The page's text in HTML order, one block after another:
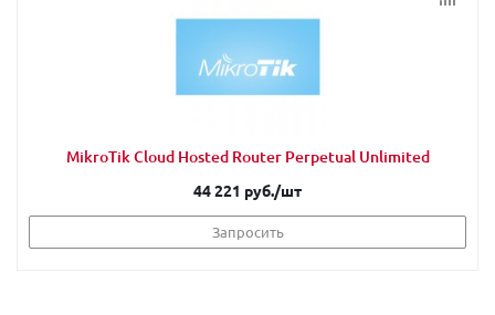
MikroTik Cloud Hosted Router Perpetual Unlimited
44 221 руб./шт
Запросить